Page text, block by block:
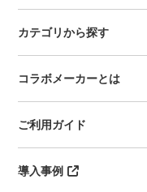
カテゴリから探す
コラボメーカーとは
ご利用ガイド
導入事例